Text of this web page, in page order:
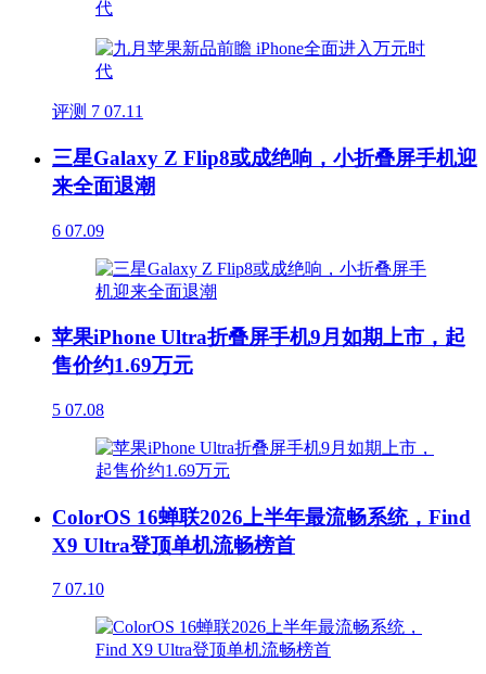
评测 7 07.11
三星Galaxy Z Flip8或成绝响，小折叠屏手机迎
来全面退潮
6 07.09
苹果iPhone Ultra折叠屏手机9月如期上市，起
售价约1.69万元
5 07.08
ColorOS 16蝉联2026上半年最流畅系统，Find
X9 Ultra登顶单机流畅榜首
7 07.10